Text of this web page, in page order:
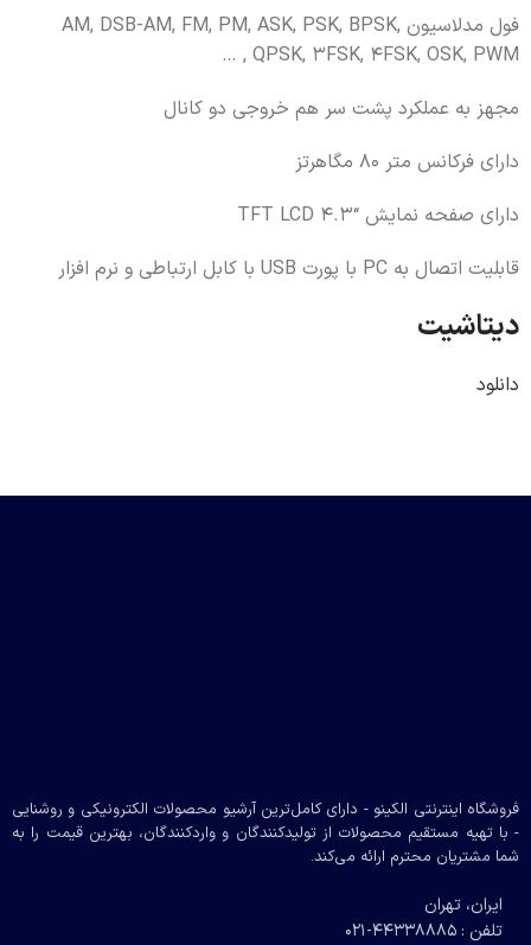
فول مدلاسیون AM, DSB-AM, FM, PM, ASK, PSK, BPSK,
QPSK, 3FSK, 4FSK, OSK, PWM , …
مجهز به عملکرد پشت سر هم خروجی دو کانال
دارای فرکانس متر 80 مگاهرتز
دارای صفحه نمایش “TFT LCD 4.3
قابلیت اتصال به PC با پورت USB با کابل ارتباطی و نرم افزار
دیتاشیت
دانلود
فروشگاه اینترنتی الکینو - دارای کامل‌ترین آرشیو محصولات الکترونیکی و روشنایی
- با تهیه مستقیم محصولات از تولیدکنندگان و واردکنندگان، بهترین قیمت را به
شما مشتریان محترم ارائه می‌کند.
ایران، تهران
تلفن : 44338885-021